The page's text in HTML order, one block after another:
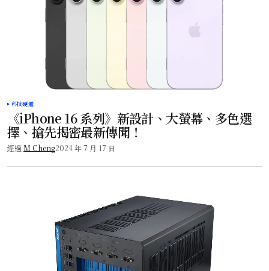
科技硬體
《iPhone 16 系列》新設計、大螢幕、多色選
擇、搶先揭密最新傳聞！
經過 M Cheng2024 年 7 月 17 日